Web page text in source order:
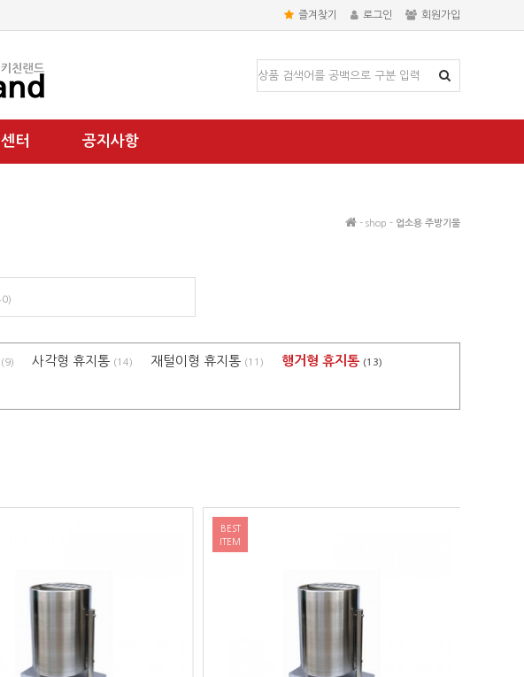
즐겨찾기 로그인 회원가입
터 공지사항
- shop - 업소용 주방기물
(9) 사각형 휴지통 (14) 재털이형 휴지통 (11) 행거형 휴지통 (13)
BEST
ITEM